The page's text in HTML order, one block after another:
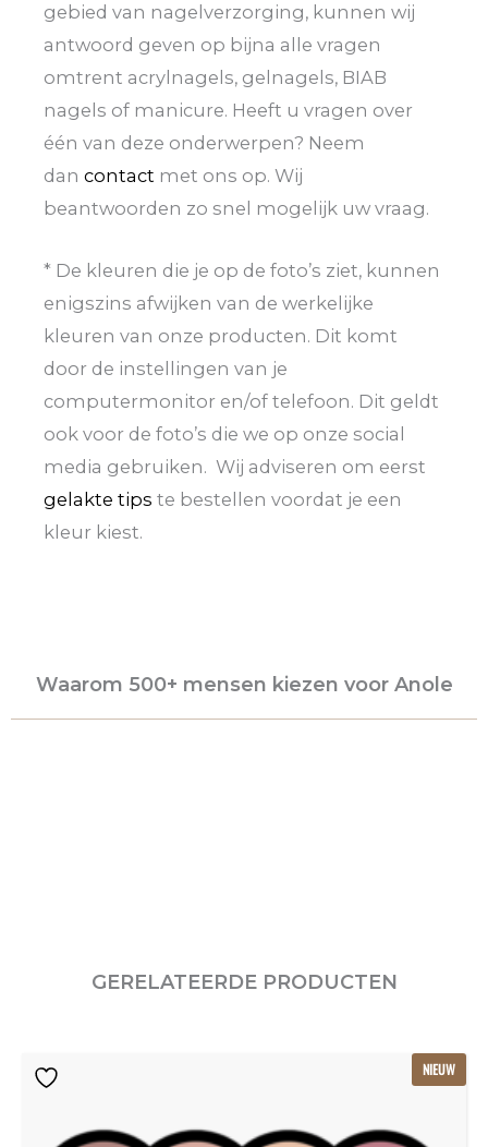
gebied van nagelverzorging, kunnen wij
antwoord geven op bijna alle vragen
omtrent acrylnagels, gelnagels, BIAB
nagels of manicure. Heeft u vragen over
één van deze onderwerpen? Neem
dan contact met ons op. Wij
beantwoorden zo snel mogelijk uw vraag.
* De kleuren die je op de foto’s ziet, kunnen
enigszins afwijken van de werkelijke
kleuren van onze producten. Dit komt
door de instellingen van je
computermonitor en/of telefoon. Dit geldt
ook voor de foto’s die we op onze social
media gebruiken. Wij adviseren om eerst
gelakte tips te bestellen voordat je een
kleur kiest.
Waarom 500+ mensen kiezen voor Anole
GERELATEERDE PRODUCTEN
NIEUW